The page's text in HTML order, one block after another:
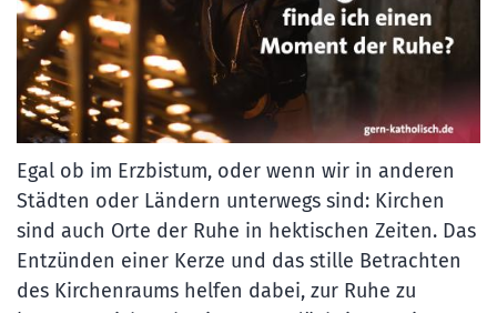
Egal ob im Erzbistum, oder wenn wir in anderen
Städten oder Ländern unterwegs sind: Kirchen
sind auch Orte der Ruhe in hektischen Zeiten. Das
Entzünden einer Kerze und das stille Betrachten
des Kirchenraums helfen dabei, zur Ruhe zu